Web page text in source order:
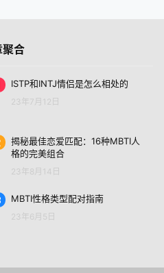
聚合
ISTP和INTJ情侣是怎么相处的
23年7月12日
揭秘最佳恋爱匹配：16种MBTI人
格的完美组合
23年8月14日
MBTI性格类型配对指南
23年6月5日